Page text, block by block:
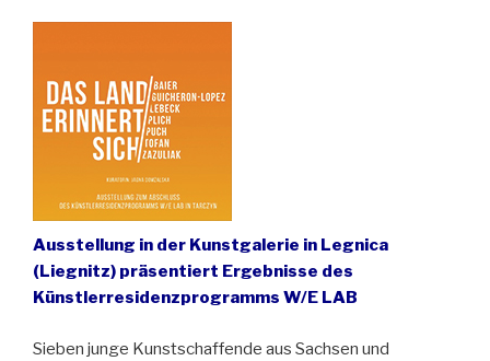
die
zeitgenössische
Kunst
Geschichte
Niederschlesiens
um?“
Ausstellung in der Kunstgalerie in Legnica
(Liegnitz) präsentiert Ergebnisse des
Künstlerresidenzprogramms W/E LAB
Sieben junge Kunstschaffende aus Sachsen und